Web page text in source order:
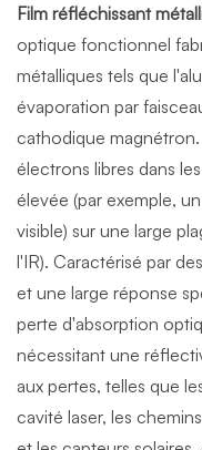
Film réfléchissant
optique fonctionnel
métalliques tels que
évaporation par
cathodique
électrons libres dans
élevée (par exemple,
visible) sur une large
l'IR). Caractérisé par
et une large réponse
perte d'absorption
nécessitant une
aux pertes, telles que
cavité laser, les